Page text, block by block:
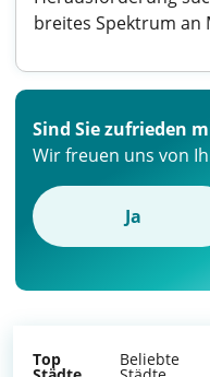
breites Spektrum an
Sind Sie zufrieden
Wir freuen uns von
Ja
Top Beliebte